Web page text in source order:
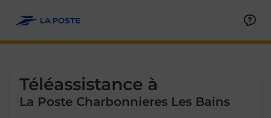
Téléassistance à
La Poste Charbonnieres Les Bains